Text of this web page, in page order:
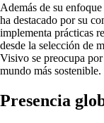
Además de su
ha destacado por su
implementa prácticas
desde la selección de
Visivo se preocupa
mundo más sostenible.
Presencia